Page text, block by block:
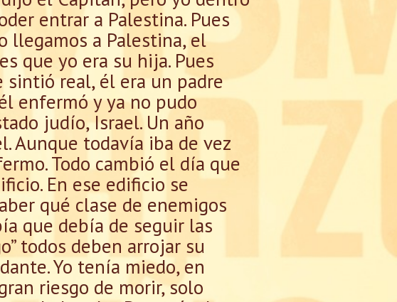
entrar a Palestina. Pues
llegamos a Palestina, el
que yo era su hija. Pues
sintió real, él era un padre
enfermó y ya no pudo
judío, Israel. Un año
Aunque todavía iba de vez
Todo cambió el día que
En ese edificio se
qué clase de enemigos
que debía de seguir las
todos deben arrojar su
Yo tenía miedo, en
riesgo de morir, solo